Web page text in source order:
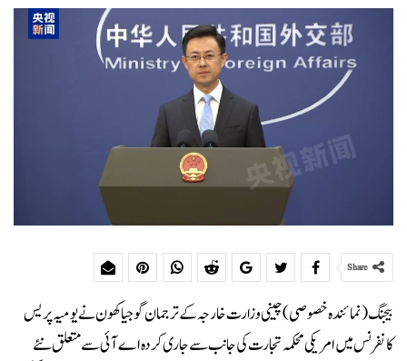
Share
بیجنگ (نمائندہ خصوصی) چینی وزارت خارجہ کے ترجمان گو جیاکھون نے یومیہ پریس
کانفرنس میں امریکی محکمہ تجارت کی جانب سے جاری کردہ اے آئی سے متعلق نئے